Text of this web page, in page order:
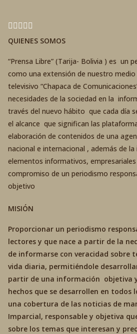
QUIENES SOMOS
“Prensa Libre” (Tarija- Bolivia ) es un
como una extensión de nuestro medio
televisivo “Chapaca de
necesidades de la sociedad en la
través del nuevo hábito que cada día
el alcance que significan las
elaboración de contenidos de una
nacional e internacional , además de
elementos informativos,
compromiso de un periodismo
objetivo
MISIÓN
Proporcionar un periodismo
lectores y que nace a partir de la
de informarse con veracidad sobre
vida diaria, permitiéndole
partir de una información objetiva
hechos que se desarrollen en todos
una cobertura de las noticias de
Imparcial, responsable y objetiva
sobre los temas que interesan y